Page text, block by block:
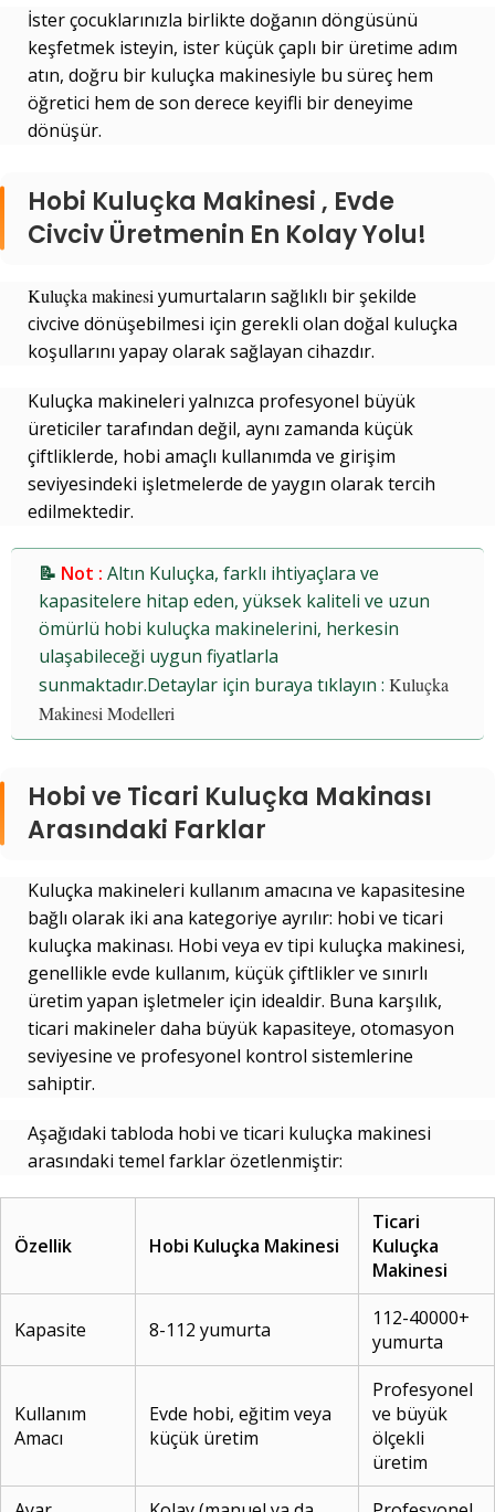
İster çocuklarınızla birlikte doğanın döngüsünü
keşfetmek isteyin, ister küçük çaplı bir üretime adım
atın, doğru bir kuluçka makinesiyle bu süreç hem
öğretici hem de son derece keyifli bir deneyime
dönüşür.
Hobi Kuluçka Makinesi , Evde
Civciv Üretmenin En Kolay Yolu!
Kuluçka makinesi yumurtaların sağlıklı bir şekilde
civcive dönüşebilmesi için gerekli olan doğal kuluçka
koşullarını yapay olarak sağlayan cihazdır.
Kuluçka makineleri yalnızca profesyonel büyük
üreticiler tarafından değil, aynı zamanda küçük
çiftliklerde, hobi amaçlı kullanımda ve girişim
seviyesindeki işletmelerde de yaygın olarak tercih
edilmektedir.
📝 Not : Altın Kuluçka, farklı ihtiyaçlara ve
kapasitelere hitap eden, yüksek kaliteli ve uzun
ömürlü hobi kuluçka makinelerini, herkesin
ulaşabileceği uygun fiyatlarla
sunmaktadır.Detaylar için buraya tıklayın : Kuluçka
Makinesi Modelleri
Hobi ve Ticari Kuluçka Makinası
Arasındaki Farklar
Kuluçka makineleri kullanım amacına ve kapasitesine
bağlı olarak iki ana kategoriye ayrılır: hobi ve ticari
kuluçka makinası. Hobi veya ev tipi kuluçka makinesi,
genellikle evde kullanım, küçük çiftlikler ve sınırlı
üretim yapan işletmeler için idealdir. Buna karşılık,
ticari makineler daha büyük kapasiteye, otomasyon
seviyesine ve profesyonel kontrol sistemlerine
sahiptir.
Aşağıdaki tabloda hobi ve ticari kuluçka makinesi
arasındaki temel farklar özetlenmiştir:
Özellik Hobi Kuluçka Makinesi
Ticari
Kuluçka
Makinesi
Kapasite 8-112 yumurta
112-40000+
yumurta
Kullanım
Amacı
Evde hobi, eğitim veya
küçük üretim
Profesyonel
ve büyük
ölçekli
üretim